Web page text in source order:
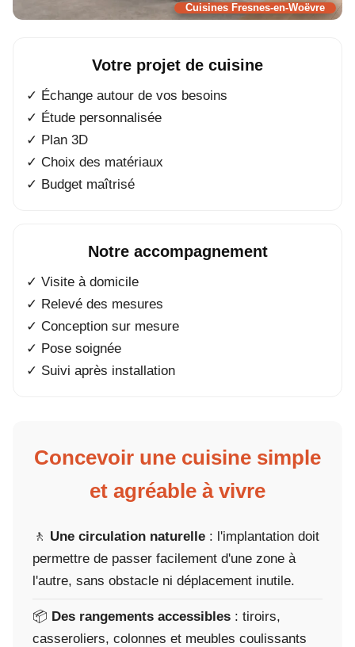
Cuisines Fresnes-en-Woëvre
Votre projet de cuisine
✓ Échange autour de vos besoins
✓ Étude personnalisée
✓ Plan 3D
✓ Choix des matériaux
✓ Budget maîtrisé
Notre accompagnement
✓ Visite à domicile
✓ Relevé des mesures
✓ Conception sur mesure
✓ Pose soignée
✓ Suivi après installation
Concevoir une cuisine simple
et agréable à vivre
🚶 Une circulation naturelle : l'implantation doit
permettre de passer facilement d'une zone à
l'autre, sans obstacle ni déplacement inutile.
📦 Des rangements accessibles : tiroirs,
casseroliers, colonnes et meubles coulissants